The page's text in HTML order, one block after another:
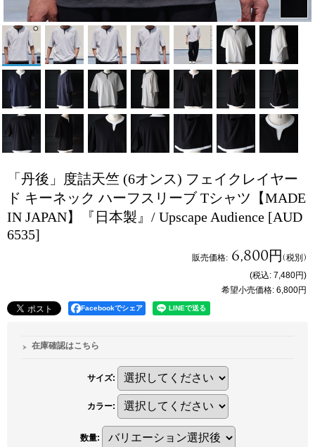
「丹後」度詰天竺 (6オンス) フェイクレイヤー
ド キーネック ハーフスリーブ Tシャツ【MADE
IN JAPAN】『日本製』/ Upscape Audience [AUD
6535]
販売価格: 6,800円(税別)
(税込: 7,480円)
希望小売価格: 6,800円
Facebookでシェア
在庫確認はこちら
サイズ:
カラー:
数量: